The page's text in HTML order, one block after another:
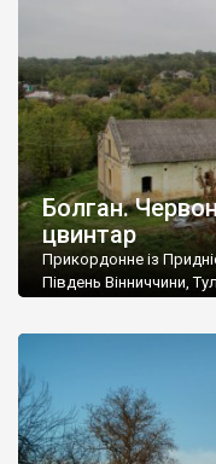
Болган.
цвинтар
Прикордонне із
Південь Вінниччини,
старовинний цвинтар
збереглися, написані
мовою. За всіма
український. Хрести
роках Болган […]